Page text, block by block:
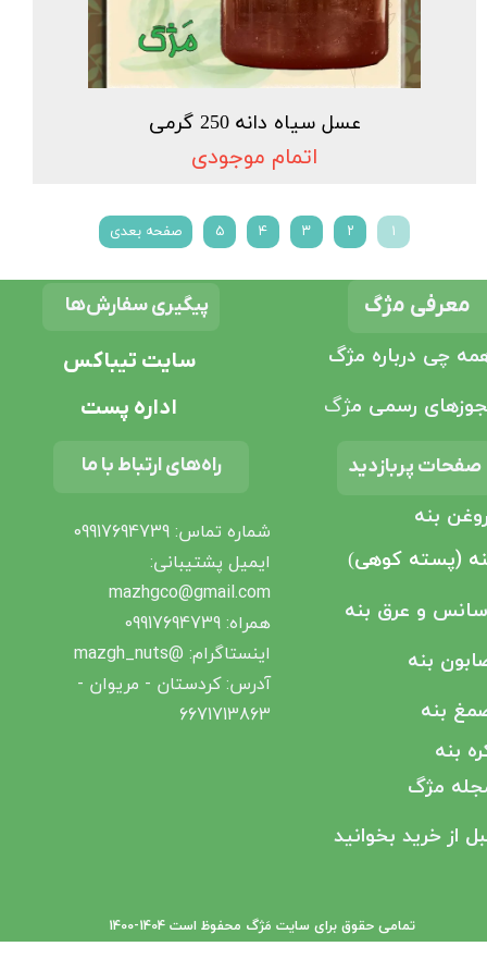
عسل سیاه دانه 250 گرمی
اتمام موجودی
۱ ۲ ۳ ۴ ۵ صفحه بعدی
تمامی حقوق برای سایت مَژگ محفوظ است ​​​​​​​1404-1400
راه‌های ارتباط با ما
شماره تماس: 09917694739
ایمیل پشتیبانی‌:
mazhgco@gmail.com
همراه: 09917694739
اینستاگرام: @mazgh_nuts
آدرس: کردستان - مریوان -
6671713863​​​​​​​
پیگیری سفارش‌ها
سایت تیباکس
اداره پست
صفحات پربازدید
بنه
(پسته کوهی)
و عرق بنه
بنه
بنه
بنه
مژگ
معرفی مژگ
چی درباره مژگ
رسمی مژگ
از خرید بخوانید